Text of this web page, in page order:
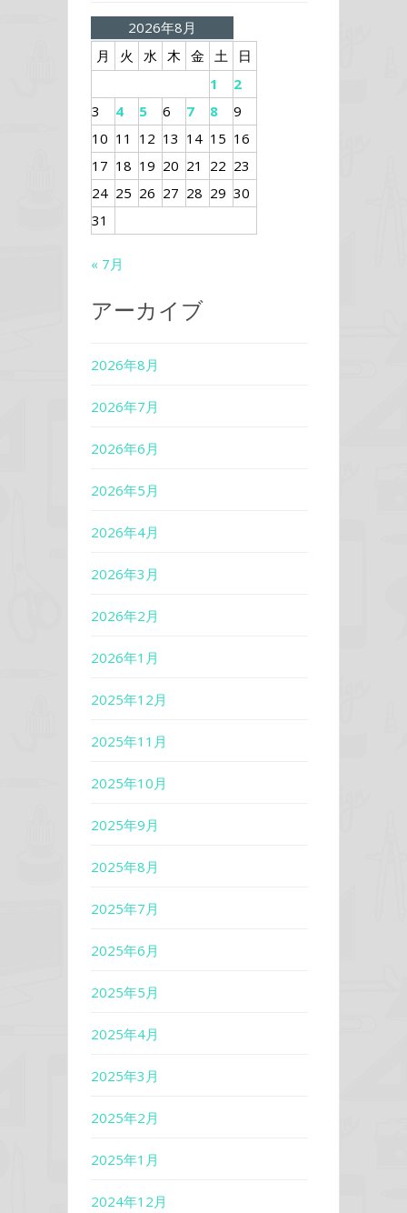
2026年8月
月
火 水 木 金 土
日
1
2
3
4 5 6 7 8
9
10 11 12 13 14 15 16
17 18 19 20 21 22 23
24 25 26 27 28 29 30
31
« 7月
アーカイブ
2026年8月
2026年7月
2026年6月
2026年5月
2026年4月
2026年3月
2026年2月
2026年1月
2025年12月
2025年11月
2025年10月
2025年9月
2025年8月
2025年7月
2025年6月
2025年5月
2025年4月
2025年3月
2025年2月
2025年1月
2024年12月